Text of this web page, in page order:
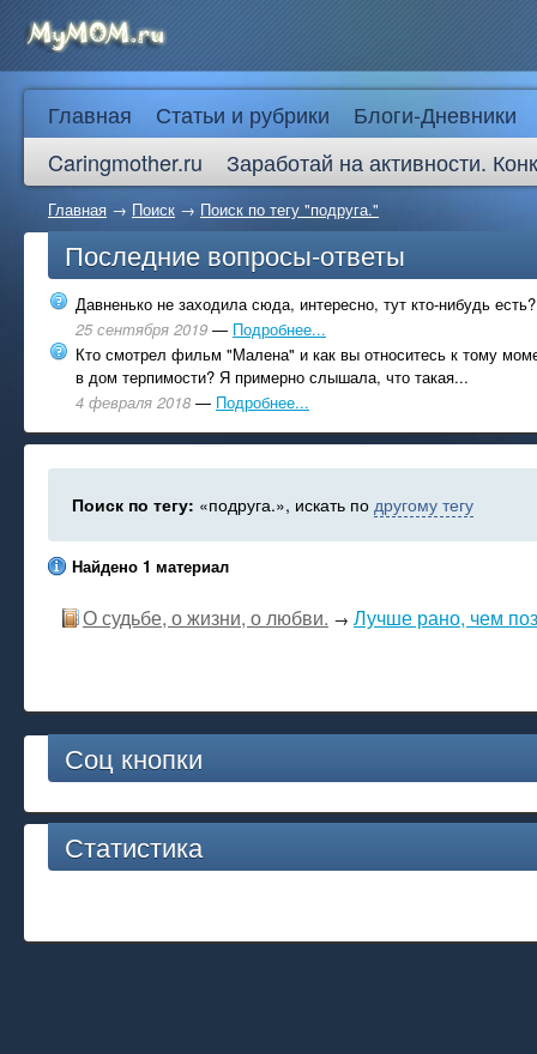
Главная Статьи и рубрики
Блоги-Дневники
Caringmother.ru
Заработай на активности.
Главная → Поиск → Поиск по тегу "подруга."
Последние вопросы-ответы
Давненько не заходила сюда, интересно, тут кто-нибудь есть?
25 сентября 2019 — Подробнее...
Кто смотрел фильм "Малена" и как вы относитесь к тому
в дом терпимости? Я примерно слышала, что такая...
4 февраля 2018 — Подробнее...
Поиск по тегу: «подруга.», искать по другому тегу
Найдено 1 материал
О судьбе, о жизни, о любви. → Лучше рано, чем
Соц кнопки
Статистика